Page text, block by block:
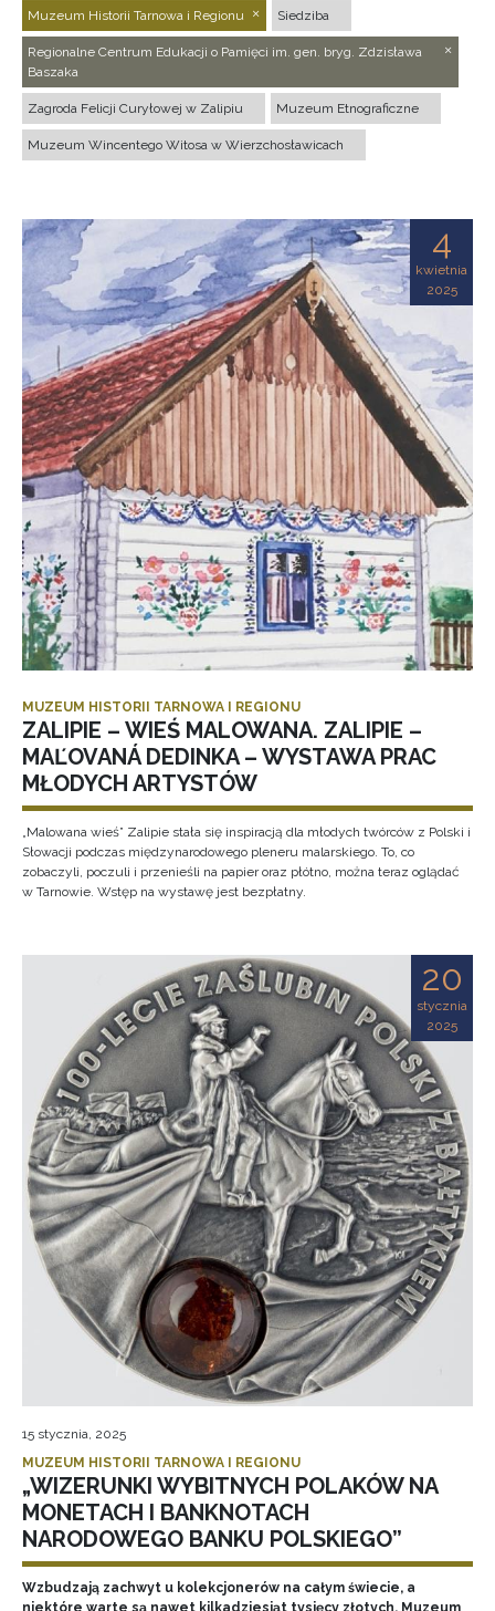
Muzeum Historii Tarnowa i Regionu Siedziba
Regionalne Centrum Edukacji o Pamięci im. gen. bryg. Zdzisława
Baszaka
Zagroda Felicji Curyłowej w Zalipiu Muzeum Etnograficzne
Muzeum Wincentego Witosa w Wierzchosławicach
4
kwietnia
2025
MUZEUM HISTORII TARNOWA I REGIONU
ZALIPIE – WIEŚ MALOWANA. ZALIPIE –
MAĽOVANÁ DEDINKA – WYSTAWA PRAC
MŁODYCH ARTYSTÓW
„Malowana wieś” Zalipie stała się inspiracją dla młodych twórców z Polski i
Słowacji podczas międzynarodowego pleneru malarskiego. To, co
zobaczyli, poczuli i przenieśli na papier oraz płótno, można teraz oglądać
w Tarnowie. Wstęp na wystawę jest bezpłatny.
20
stycznia
2025
15 stycznia, 2025
MUZEUM HISTORII TARNOWA I REGIONU
„WIZERUNKI WYBITNYCH POLAKÓW NA
MONETACH I BANKNOTACH
NARODOWEGO BANKU POLSKIEGO”
Wzbudzają zachwyt u kolekcjonerów na całym świecie, a
niektóre warte są nawet kilkadziesiąt tysięcy złotych. Muzeum